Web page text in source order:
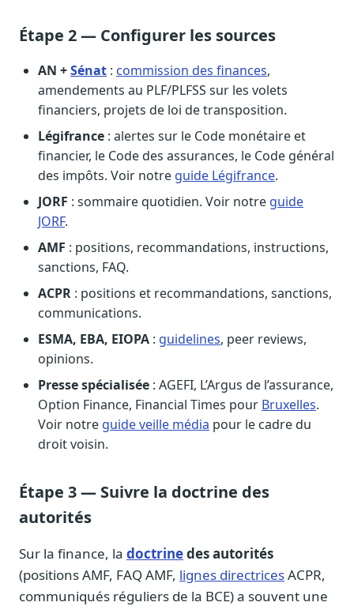
Étape 2 — Configurer les sources
AN +Sénat : commission des finances,
amendements au PLF/PLFSS sur les volets
financiers, projets de loi de transposition.
Légifrance : alertes sur le Code monétaire et
financier, le Code des assurances, le Code général
des impôts. Voir notre guide Légifrance.
JORF : sommaire quotidien. Voir notre guide
JORF.
AMF : positions, recommandations, instructions,
sanctions, FAQ.
ACPR : positions et recommandations, sanctions,
communications.
ESMA, EBA, EIOPA : guidelines, peer reviews,
opinions.
Presse spécialisée : AGEFI, L’Argus de l’assurance,
Option Finance, Financial Times pour Bruxelles.
Voir notre guide veille média pour le cadre du
droit voisin.
Étape 3 — Suivre la doctrine des
autorités
Sur la finance, la doctrinedes autorités
(positions AMF, FAQ AMF, lignes directricesACPR,
communiqués réguliers de la BCE) a souvent une